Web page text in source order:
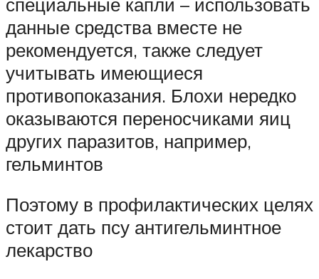
данные средства вместе не
рекомендуется, также следует
учитывать имеющиеся
противопоказания. Блохи нередко
оказываются переносчиками яиц
других паразитов, например,
гельминтов
Поэтому в профилактических целях
стоит дать псу антигельминтное
лекарство